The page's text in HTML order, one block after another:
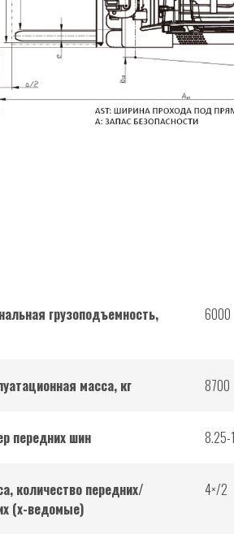
грузоподъемность,
6000
масса, кг 8700
передних шин 8.25-
количество передних/
(х-ведомые)
4×/2